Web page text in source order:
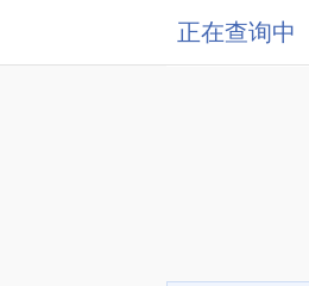
正在查询中